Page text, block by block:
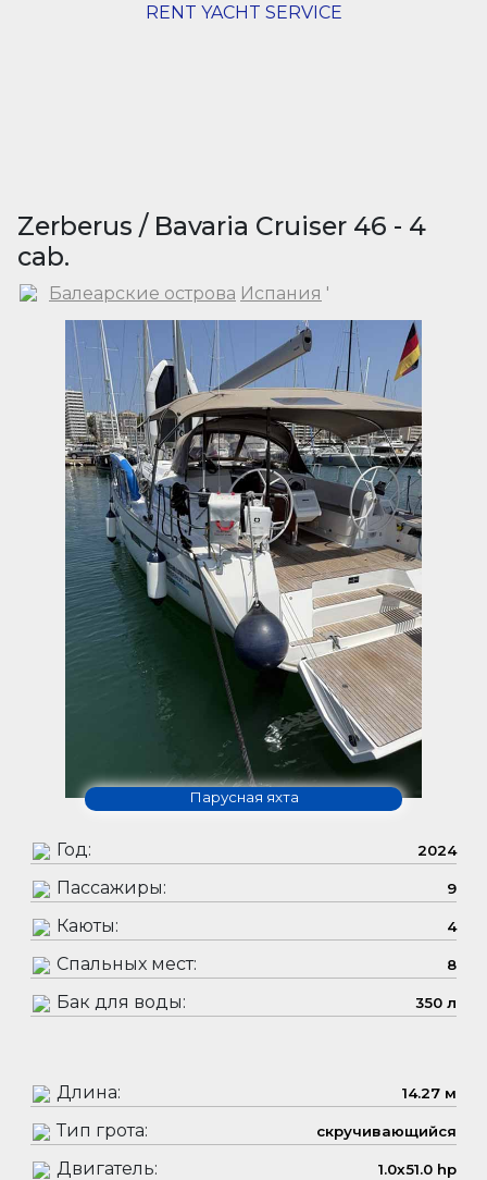
RENT YACHT SERVICE
Zerberus / Bavaria Cruiser 46 - 4
cab.
Балеарские острова Испания '
Парусная яхта
Год: 2024
Пассажиры: 9
Каюты: 4
Спальных мест: 8
Бак для воды: 350 л
Длина: 14.27 м
Тип грота: скручивающийся
Двигатель: 1.0x51.0 hp